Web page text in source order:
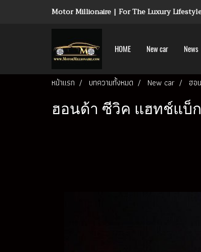
Motor Millionaire | For The Luxury
HOME New car News
หน้าแรก บทความทั้งหมด New car ฮอ
ฮอนด้า ซีวิค แฮทช์แบ็ก